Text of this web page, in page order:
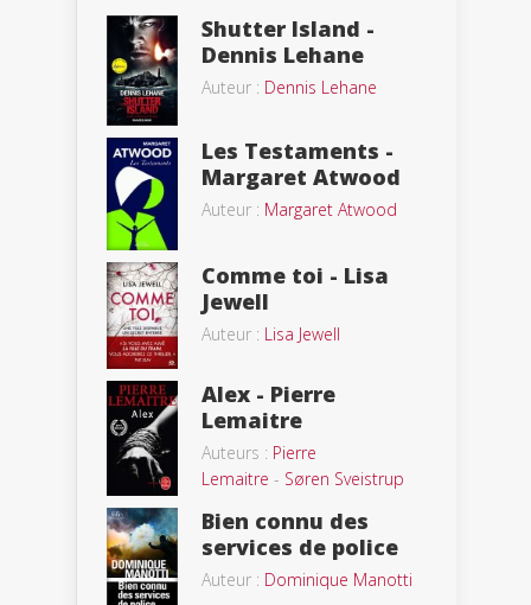
Shutter Island -
Dennis Lehane
Auteur : Dennis Lehane
Les Testaments -
Margaret Atwood
Auteur : Margaret Atwood
Comme toi - Lisa
Jewell
Auteur : Lisa Jewell
Alex - Pierre
Lemaitre
Auteurs : Pierre
Lemaitre - Søren Sveistrup
Bien connu des
services de police
Auteur : Dominique Manotti